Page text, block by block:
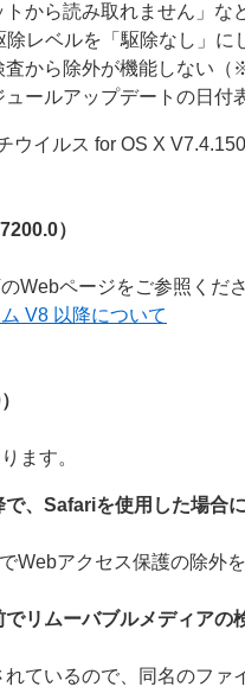
から読み取れません」な
除レベルを「駆除なし」
査から除外が機能しない（
ュールアップデートの日
ウイルス for OS X
）
Webページをご参照くだ
V8 以降について
）
ます。
、Safariを使用した場合
Webアクセス保護の除外
リムーバブルメディアの
ているので、同名のファ